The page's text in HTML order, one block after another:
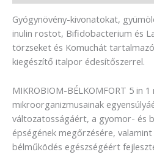
Gyógynövény-kivonatokat,
inulin rostot, Bifidobacterium és
törzseket és Komuchát
kiegészítő italpor édesítőszerrel.
MIKROBIOM-BÉLKOMFORT 5 in
mikroorganizmusainak
változatosságáért, a gyomor- és
épségének megőrzésére,
bélműködés egészségéért